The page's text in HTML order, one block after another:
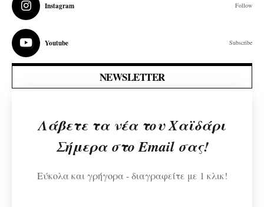
Instagram Follow
Youtube Subscribe
NEWSLETTER
Λάβετε τα νέα του Χαϊδάρι
Σήμερα στο Email σας!
Εύκολα και γρήγορα - διαγραφείτε με 1 κλικ!